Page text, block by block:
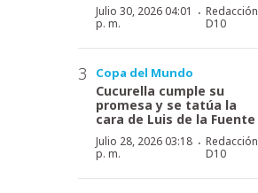
Julio 30, 2026 04:01
p. m.
· Redacción
D10
Copa del Mundo
Cucurella cumple su
promesa y se tatúa la
cara de Luis de la Fuente
Julio 28, 2026 03:18
p. m.
· Redacción
D10